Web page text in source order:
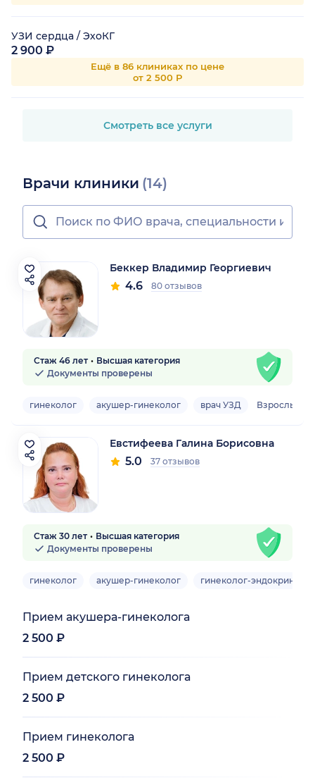
УЗИ сердца / ЭхоКГ
2 900 ₽
Ещё в 86 клиниках по цене
от 2 500 Р
Смотреть все услуги
Врачи клиники (14)
Беккер Владимир Георгиевич
4.6 80 отзывов
Стаж 46 лет
Высшая категория
Документы проверены
гинеколог акушер-гинеколог врач УЗД Взрослый
Евстифеева Галина Борисовна
5.0 37 отзывов
Стаж 30 лет
Высшая категория
Документы проверены
гинеколог акушер-гинеколог гинеколог-эндокринолог
Прием акушера-гинеколога
2 500 ₽
Прием детского гинеколога
2 500 ₽
Прием гинеколога
2 500 ₽